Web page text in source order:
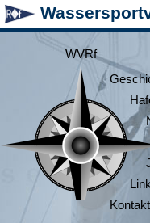
WVRf
Kontakt